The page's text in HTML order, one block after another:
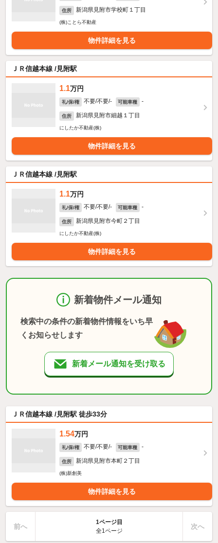
住所 新潟県見附市学校町１丁目
(株)ことら不動産
物件詳細を見る
ＪＲ信越本線 /見附駅
1.1万円
礼/保/権 不要/不要/- 可能車種 -
住所 新潟県見附市細越１丁目
にしたか不動産(株)
物件詳細を見る
ＪＲ信越本線 /見附駅
1.1万円
礼/保/権 不要/不要/- 可能車種 -
住所 新潟県見附市今町２丁目
にしたか不動産(株)
物件詳細を見る
新着物件メール通知
検索中の条件の新着物件情報をいち早
くお知らせします
新着メール通知を受け取る
ＪＲ信越本線 /見附駅 徒歩33分
1.54万円
礼/保/権 不要/不要/- 可能車種 -
住所 新潟県見附市本町２丁目
(株)新創美
物件詳細を見る
前へ
1ページ目
全1ページ
次へ